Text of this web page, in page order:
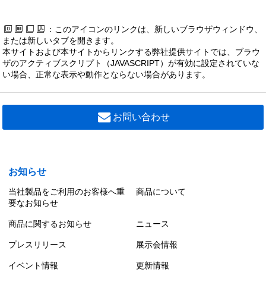
LEDX-4223V
システムユニットアルミルーバー・Ｖ
0 円（税別）
0 円（税別）
：このアイコンのリンクは、新しいブラウザウィンドウ、
または新しいタブを開きます。
本サイトおよび本サイトからリンクする弊社提供サイトでは、ブラウ
ザのアクティブスクリプト（JAVASCRIPT）が有効に設定されていな
い場合、正常な表示や動作とならない場合があります。
お問い合わせ
お知らせ
当社製品をご利用のお客様へ重
要なお知らせ
商品について
商品に関するお知らせ ニュース
プレスリリース 展示会情報
イベント情報 更新情報